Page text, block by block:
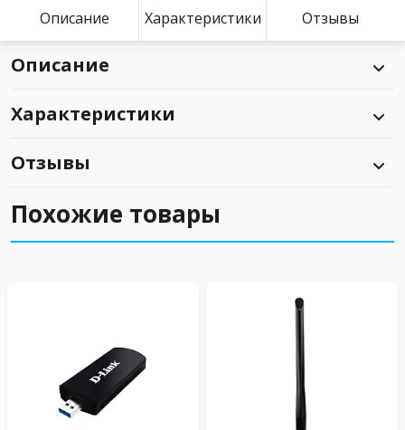
Описание
Характеристики Отзывы
Описание
Характеристики
Отзывы
Похожие товары